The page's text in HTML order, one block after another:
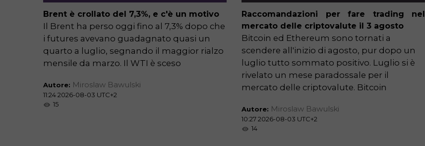
Brent è crollato del 7,3%, e c'è un motivo
Il Brent ha perso oggi fino al 7,3% dopo che
i futures avevano guadagnato quasi un
quarto a luglio, segnando il maggior rialzo
mensile da marzo. Il WTI è sceso
Autore: Miroslaw Bawulski
11:24 2026-08-03 UTC+2
15
Raccomandazioni per fare trading nel
mercato delle criptovalute il 3 agosto
Bitcoin ed Ethereum sono tornati a
scendere all'inizio di agosto, pur dopo un
luglio tutto sommato positivo. Luglio si è
rivelato un mese paradossale per il
mercato delle criptovalute. Bitcoin
Autore: Miroslaw Bawulski
10:27 2026-08-03 UTC+2
14